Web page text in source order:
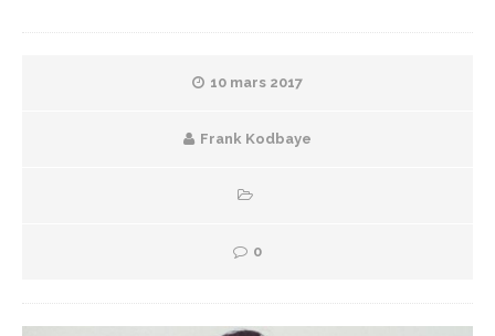
10 mars 2017
Frank Kodbaye
0